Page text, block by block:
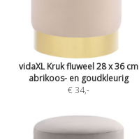
vidaXL Kruk fluweel 28 x 36 cm
abrikoos- en goudkleurig
€ 34,-